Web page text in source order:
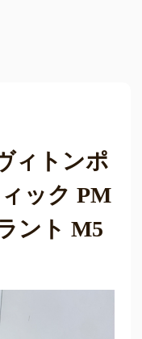
ィトンポ
ック PM
ント M5